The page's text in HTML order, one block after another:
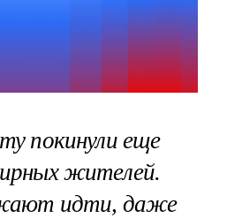
покинули еще
жителей.
идти, даже